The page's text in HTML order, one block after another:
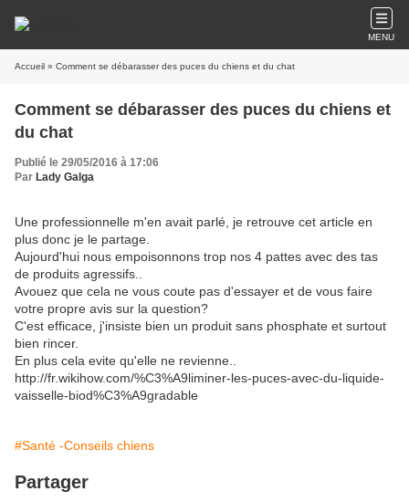
MENU
Accueil » Comment se débarasser des puces du chiens et du chat
Comment se débarasser des puces du chiens et
du chat
Publié le 29/05/2016 à 17:06
Par Lady Galga
Une professionnelle m'en avait parlé, je retrouve cet article en
plus donc je le partage.
Aujourd'hui nous empoisonnons trop nos 4 pattes avec des tas
de produits agressifs..
Avouez que cela ne vous coute pas d'essayer et de vous faire
votre propre avis sur la question?
C'est efficace, j'insiste bien un produit sans phosphate et surtout
bien rincer.
En plus cela evite qu'elle ne revienne..
http://fr.wikihow.com/%C3%A9liminer-les-puces-avec-du-liquide-
vaisselle-biod%C3%A9gradable
#Santé -Conseils chiens
Partager